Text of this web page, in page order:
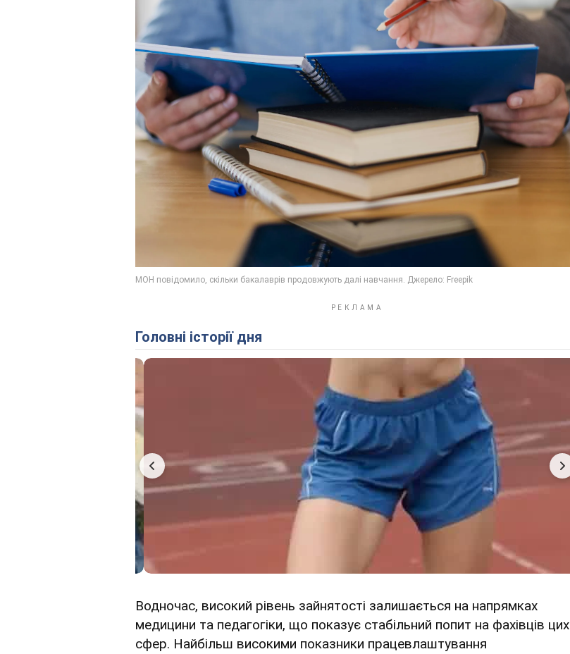
Головні історії дня
Водночас, високий рівень зайнятості залишається на напрямках
медицини та педагогіки, що показує стабільний попит на фахівців цих
сфер. Найбільш високими показники працевлаштування